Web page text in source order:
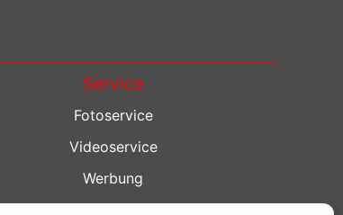
Service
Fotoservice
Videoservice
Werbung